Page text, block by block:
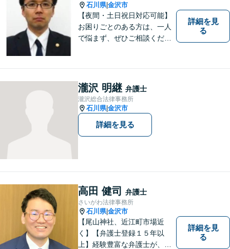
石川県|金沢市
【夜間・土日祝日対応可能】
お困りごとのある方は、一人
で悩まず、ぜひご相談くださ
さい（相談料：１時間５5００
円(税込））
詳細を見
る
瀧沢 明継 弁護士
瀧沢総合法律事務所
石川県|金沢市
詳細を見る
高田 健司 弁護士
さいがわ法律事務所
石川県|金沢市
【尾山神社、近江町市場近
く】【弁護士登録１５年以
上】経験豊富な弁護士が、誠
詳細を見
る